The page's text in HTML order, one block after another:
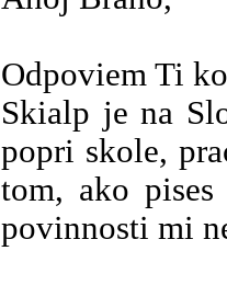
Odpoviem Ti
Skialp je na
popri skole,
tom, ako
povinnosti mi